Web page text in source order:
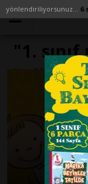
yönlendiriliyorsunuz... 6
"1.